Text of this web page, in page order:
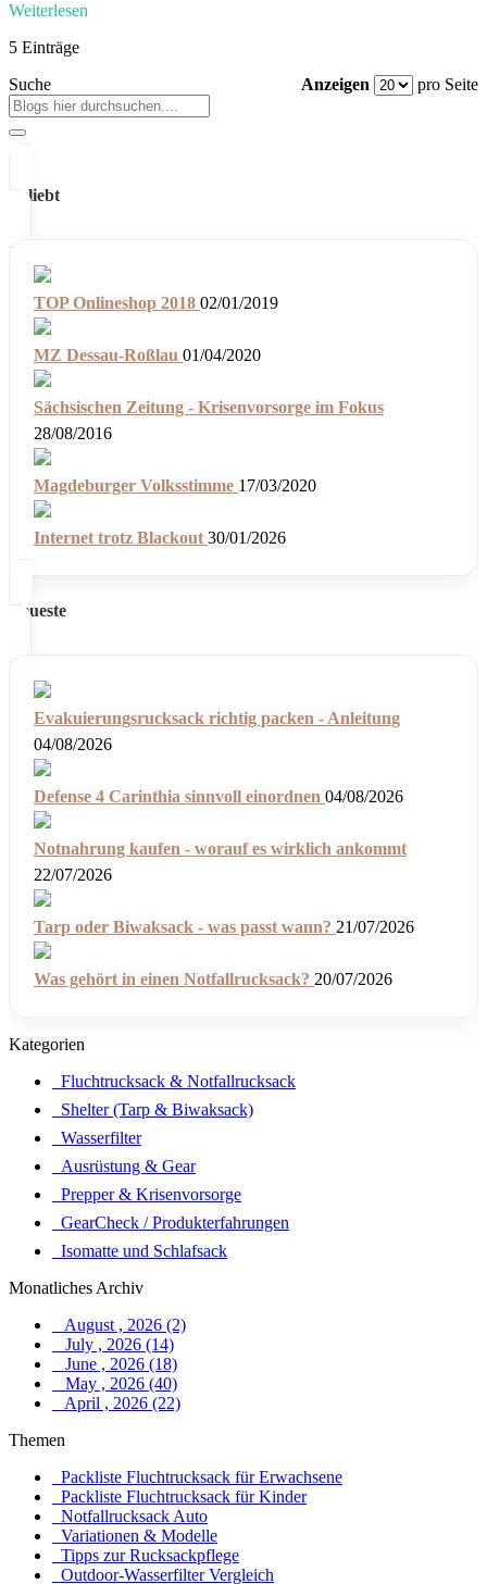
Weiterlesen
5 Einträge
Anzeigen
pro Seite
Suche
Beliebt
TOP Onlineshop 2018 02/01/2019
MZ Dessau-Roßlau 01/04/2020
Sächsischen Zeitung - Krisenvorsorge im Fokus
28/08/2016
Magdeburger Volksstimme 17/03/2020
Internet trotz Blackout 30/01/2026
Neueste
Evakuierungsrucksack richtig packen - Anleitung
04/08/2026
Defense 4 Carinthia sinnvoll einordnen 04/08/2026
Notnahrung kaufen - worauf es wirklich ankommt
22/07/2026
Tarp oder Biwaksack - was passt wann? 21/07/2026
Was gehört in einen Notfallrucksack? 20/07/2026
Kategorien
Fluchtrucksack & Notfallrucksack
Shelter (Tarp & Biwaksack)
Wasserfilter
Ausrüstung & Gear
Prepper & Krisenvorsorge
GearCheck / Produkterfahrungen
Isomatte und Schlafsack
Monatliches Archiv
August , 2026 (2)
July , 2026 (14)
June , 2026 (18)
May , 2026 (40)
April , 2026 (22)
Themen
Packliste Fluchtrucksack für Erwachsene
Packliste Fluchtrucksack für Kinder
Notfallrucksack Auto
Variationen & Modelle
Tipps zur Rucksackpflege
Outdoor-Wasserfilter Vergleich